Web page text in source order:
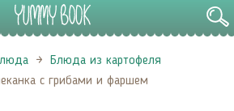
Блюда из картофеля
с грибами и фаршем